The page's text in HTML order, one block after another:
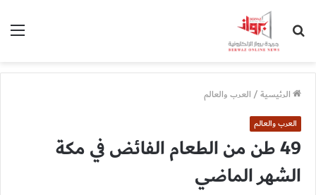
الرئيسية/العرب والعالم
العرب والعالم
49 طن من الطعام الفائض في مكة
الشهر الماضي